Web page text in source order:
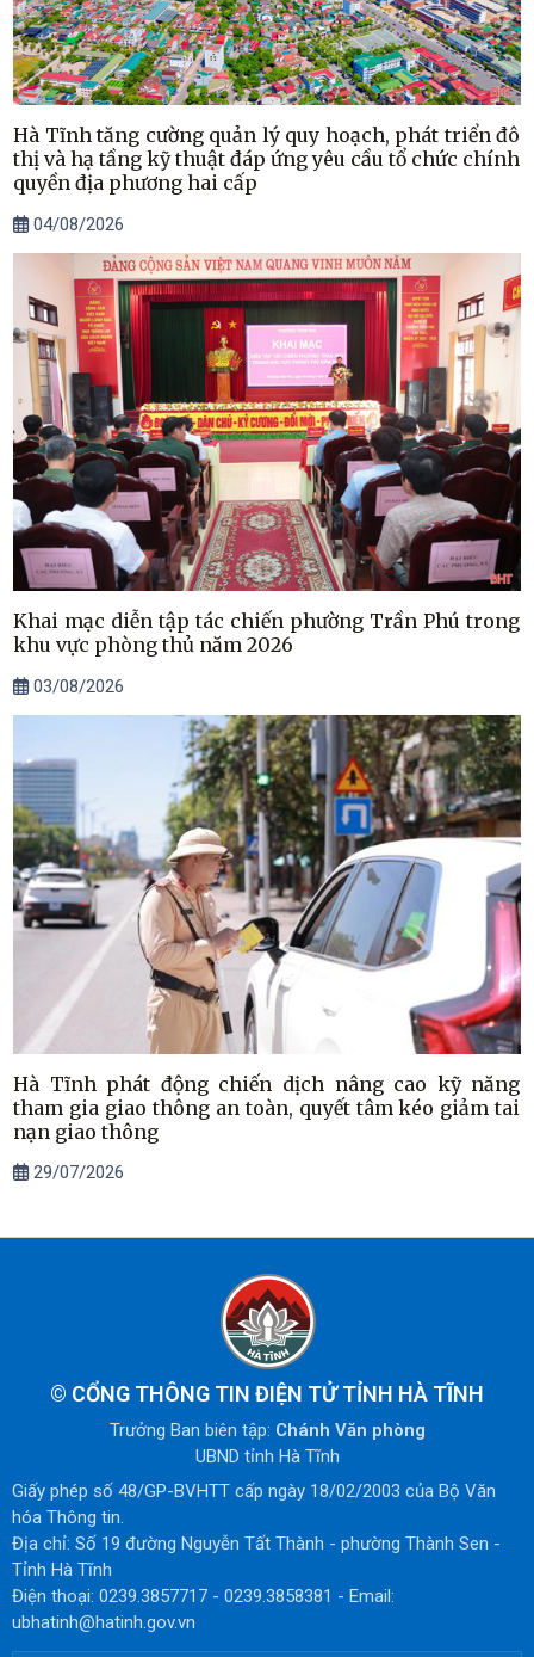
Hà Tĩnh tăng cường quản lý quy hoạch, phát triển đô
thị và hạ tầng kỹ thuật đáp ứng yêu cầu tổ chức chính
quyền địa phương hai cấp
04/08/2026
Khai mạc diễn tập tác chiến phường Trần Phú trong
khu vực phòng thủ năm 2026
03/08/2026
Hà Tĩnh phát động chiến dịch nâng cao kỹ năng
tham gia giao thông an toàn, quyết tâm kéo giảm tai
nạn giao thông
29/07/2026
© CỔNG THÔNG TIN ĐIỆN TỬ TỈNH HÀ TĨNH
Trưởng Ban biên tập: Chánh Văn phòng
UBND tỉnh Hà Tĩnh
Giấy phép số 48/GP-BVHTT cấp ngày 18/02/2003 của Bộ Văn
hóa Thông tin.
Địa chỉ: Số 19 đường Nguyễn Tất Thành - phường Thành Sen -
Tỉnh Hà Tĩnh
Điện thoại: 0239.3857717 - 0239.3858381 - Email:
ubhatinh@hatinh.gov.vn